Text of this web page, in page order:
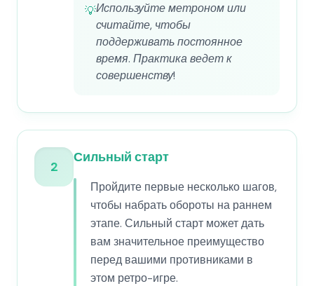
💡Используйте метроном или
считайте, чтобы
поддерживать постоянное
время. Практика ведет к
совершенству!
2
Сильный старт
Пройдите первые несколько шагов,
чтобы набрать обороты на раннем
этапе. Сильный старт может дать
вам значительное преимущество
перед вашими противниками в
этом ретро-игре.